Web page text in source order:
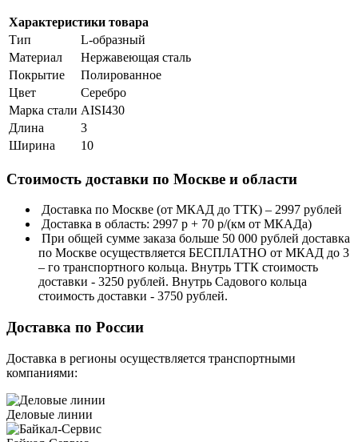
Характеристики товара
Тип
L-образный
Материал
Нержавеющая сталь
Покрытие
Полированное
Цвет
Серебро
Марка стали AISI430
Длина
3
Ширина
10
Стоимость доставки по Москве и области
Доставка по Москве (от МКАД до ТТК) – 2997 рублей
Доставка в область: 2997 р + 70 р/(км от МКАДа)
При общей сумме заказа больше 50 000 рублей доставка
по Москве осуществляется БЕСПЛАТНО от МКАД до 3
– го транспортного кольца. Внутрь ТТК стоимость
доставки - 3250 рублей. Внутрь Садового кольца
стоимость доставки - 3750 рублей.
Доставка по России
Доставка в регионы осуществляется транспортными
компаниями:
Деловые линии